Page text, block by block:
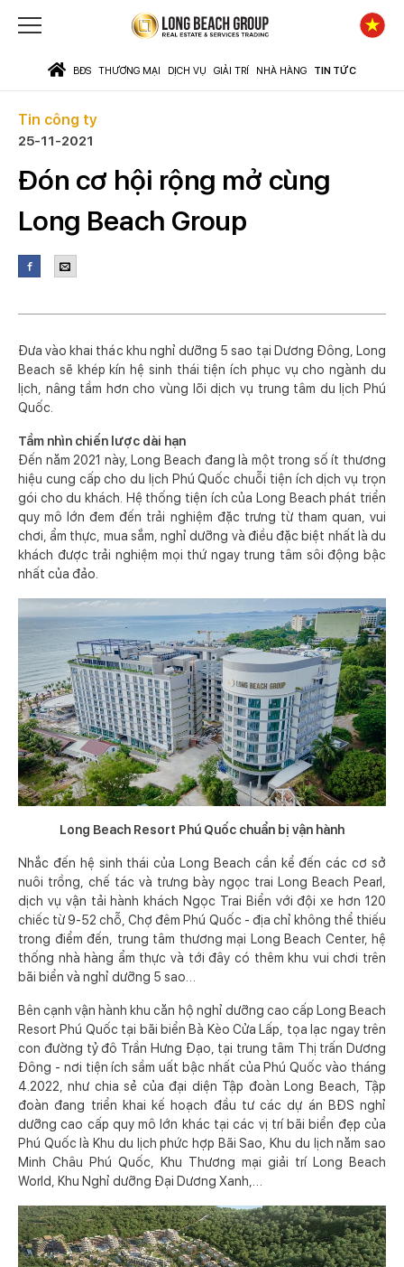
BĐS THƯƠNG MẠI DỊCH VỤ GIẢI TRÍ NHÀ HÀNG TIN TỨC
Tin công ty
25-11-2021
Đón cơ hội rộng mở cùng
Long Beach Group
Đưa vào khai thác khu nghỉ dưỡng 5 sao tại Dương Đông, Long
Beach sẽ khép kín hệ sinh thái tiện ích phục vụ cho ngành du
lịch, nâng tầm hơn cho vùng lõi dịch vụ trung tâm du lịch Phú
Quốc.
Tầm nhìn chiến lược dài hạn
Đến năm 2021 này, Long Beach đang là một trong số ít thương
hiệu cung cấp cho du lịch Phú Quốc chuỗi tiện ích dịch vụ trọn
gói cho du khách. Hệ thống tiện ích của Long Beach phát triển
quy mô lớn đem đến trải nghiệm đặc trưng từ tham quan, vui
chơi, ẩm thực, mua sắm, nghỉ dưỡng và điều đặc biệt nhất là du
khách được trải nghiệm mọi thứ ngay trung tâm sôi động bậc
nhất của đảo.
Long Beach Resort Phú Quốc chuẩn bị vận hành
Nhắc đến hệ sinh thái của Long Beach cần kể đến các cơ sở
nuôi trồng, chế tác và trưng bày ngọc trai Long Beach Pearl,
dịch vụ vận tải hành khách Ngọc Trai Biển với đội xe hơn 120
chiếc từ 9-52 chỗ, Chợ đêm Phú Quốc - địa chỉ không thể thiếu
trong điểm đến, trung tâm thương mại Long Beach Center, hệ
thống nhà hàng ẩm thực và tới đây có thêm khu vui chơi trên
bãi biển và nghỉ dưỡng 5 sao…
Bên cạnh vận hành khu căn hộ nghỉ dưỡng cao cấp Long Beach
Resort Phú Quốc tại bãi biển Bà Kèo Cửa Lấp, tọa lạc ngay trên
con đường tỷ đô Trần Hưng Đạo, tại trung tâm Thị trấn Dương
Đông - nơi tiện ích sầm uất bậc nhất của Phú Quốc vào tháng
4.2022, như chia sẻ của đại diện Tập đoàn Long Beach, Tập
đoàn đang triển khai kế hoạch đầu tư các dự án BĐS nghỉ
dưỡng cao cấp quy mô lớn khác tại các vị trí bãi biển đẹp của
Phú Quốc là Khu du lịch phức hợp Bãi Sao, Khu du lịch năm sao
Minh Châu Phú Quốc, Khu Thương mại giải trí Long Beach
World, Khu Nghỉ dưỡng Đại Dương Xanh,…